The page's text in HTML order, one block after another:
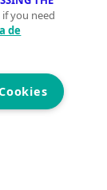
you need
de